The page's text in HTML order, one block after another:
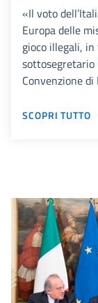
«Il voto
Europa delle
gioco illegali,
sottosegretario
Convenzione
SCOPRI TUTTO